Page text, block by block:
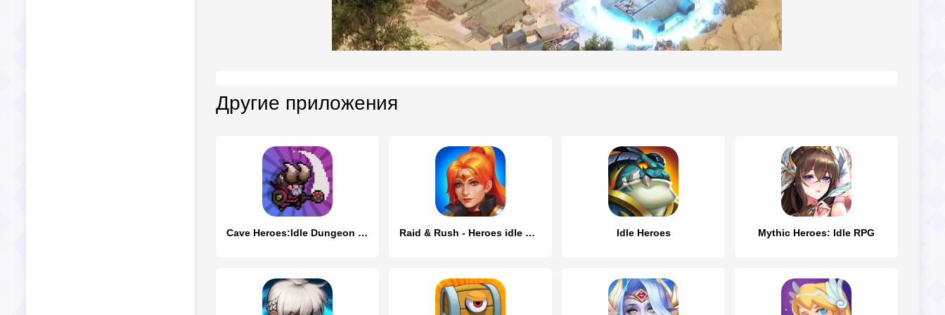
Другие приложения
Cave Heroes:Idle Dungeon RPG Raid & Rush - Heroes idle RPG Idle Heroes Mythic Heroes: Idle RPG